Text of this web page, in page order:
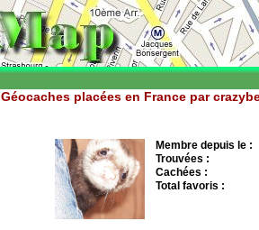
Géocaches placées en France par
Membre depuis le :
Trouvées :
Cachées :
Total favoris :